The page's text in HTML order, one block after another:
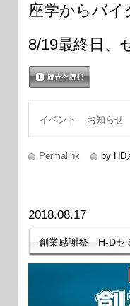
座学からバ
8/19最終日、
イベント お知らせ
Permalink by HD
2018.08.17
創業感謝祭 H-Dセ